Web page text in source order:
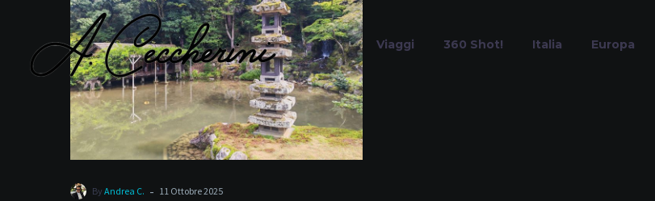
Viaggi 360 Shot! Italia Europa
By Andrea C. - 11 Ottobre 2025